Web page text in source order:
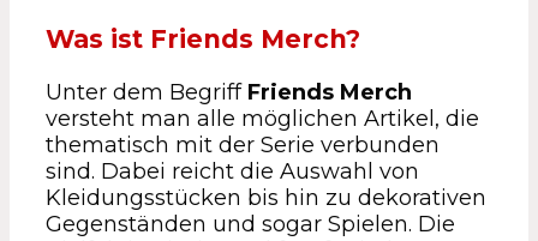
Was ist Friends Merch?
Unter dem Begriff Friends Merch
versteht man alle möglichen Artikel, die
thematisch mit der Serie verbunden
sind. Dabei reicht die Auswahl von
Kleidungsstücken bis hin zu dekorativen
Gegenständen und sogar Spielen. Die